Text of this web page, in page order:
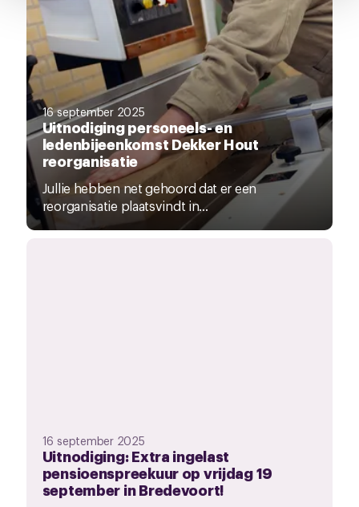
pagina.
16 september 2025
Uitnodiging personeels- en
ledenbijeenkomst Dekker Hout
reorganisatie
Jullie hebben net gehoord dat er een
reorganisatie plaatsvindt in...
16 september 2025
Uitnodiging: Extra ingelast
pensioenspreekuur op vrijdag 19
september in Bredevoort!